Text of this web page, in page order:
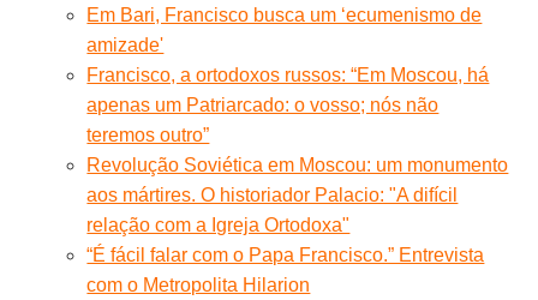
Em Bari, Francisco busca um ‘ecumenismo de
amizade'
Francisco, a ortodoxos russos: “Em Moscou, há
apenas um Patriarcado: o vosso; nós não
teremos outro”
Revolução Soviética em Moscou: um monumento
aos mártires. O historiador Palacio: "A difícil
relação com a Igreja Ortodoxa"
“É fácil falar com o Papa Francisco.” Entrevista
com o Metropolita Hilarion